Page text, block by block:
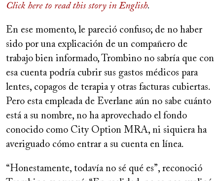
Click here to read this story in English.
En ese momento, le pareció confuso; de no haber
sido por una explicación de un compañero de
trabajo bien informado, Trombino no sabría que con
esa cuenta podría cubrir sus gastos médicos para
lentes, copagos de terapia y otras facturas cubiertas.
Pero esta empleada de Everlane aún no sabe cuánto
está a su nombre, no ha aprovechado el fondo
conocido como City Option MRA, ni siquiera ha
averiguado cómo entrar a su cuenta en línea.
“Honestamente, todavía no sé qué es”, reconoció